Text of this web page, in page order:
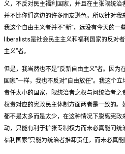
义，不反对民主福利国家，并且在主张限统
并不比你们这边的许多朋友逊色，所以针对我
我这个自由主义者并不“新”，远没有今天的一
liberalists是社会民主主义和福利国家的反对
主义”者。
但是，我当然也不是“反新自由主义”者。因为
国家”一样，我也不反对“自由放任”。我这个
责任太小的国家，限统治者之权与问统治者
权责对应的宪政民主体制方面两者是一致的。
都不是太多而是太少，在这种情况下脱离宪政
动，只能有利于扩张专制权力而未必真能问统
福利国家”只能为统治者推卸责任，而未必真能